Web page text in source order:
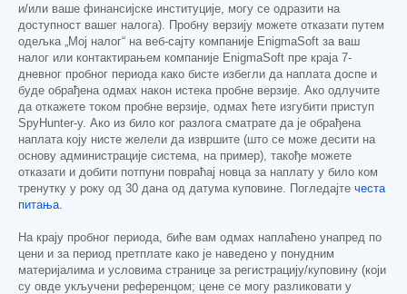
и/или ваше финансијске институције, могу се одразити на
доступност вашег налога). Пробну верзију можете отказати путем
одељка „Мој налог“ на веб-сајту компаније EnigmaSoft за ваш
налог или контактирањем компаније EnigmaSoft пре краја 7-
дневног пробног периода како бисте избегли да наплата доспе и
буде обрађена одмах након истека пробне верзије. Ако одлучите
да откажете током пробне верзије, одмах ћете изгубити приступ
SpyHunter-у. Ако из било ког разлога сматрате да је обрађена
наплата коју нисте желели да извршите (што се може десити на
основу администрације система, на пример), такође можете
отказати и добити потпуни повраћај новца за наплату у било ком
тренутку у року од 30 дана од датума куповине. Погледајте честа
питања
На крају пробног периода, биће вам одмах наплаћено унапред по
цени и за период претплате како је наведено у понудним
материјалима и условима странице за регистрацију/куповину (који
су овде укључени референцом; цене се могу разликовати у